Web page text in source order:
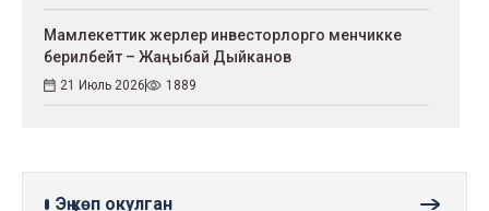
Мамлекеттик жерлер инвесторлорго менчикке
берилбейт – Жаңыбай Дыйканов
21 Июль 2026 1889
Эң көп окулган